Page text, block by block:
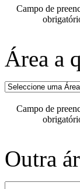
Campo de
Área a
Campo de
Outra